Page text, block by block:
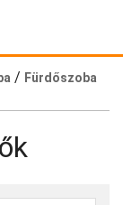
/ Fürdőszoba